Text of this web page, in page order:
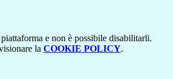
e non è possibile disabilitarli.
la COOKIE POLICY.